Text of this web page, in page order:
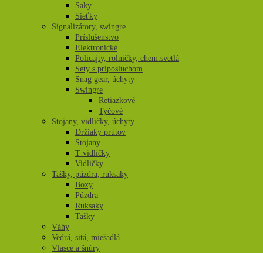
Saky
Sieťky
Signalizátory, swingre
Príslušenstvo
Elektronické
Policajty, rolničky, chem.svetlá
Sety s príposluchom
Snag gear, úchyty
Swingre
Retiazkové
Tyčové
Stojany, vidličky, úchyty
Držiaky prútov
Stojany
T vidličky
Vidličky
Tašky, púzdra, ruksaky
Boxy
Púzdra
Ruksaky
Tašky
Váhy
Vedrá, sitá, miešadlá
Vlasce a šnúry